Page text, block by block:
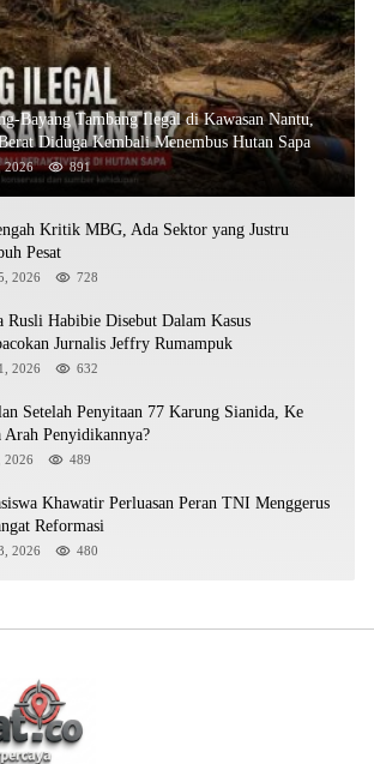
Bayang Tambang Ilegal di Kawasan Nantu,
Diduga Kembali Menembus Hutan Sapa
2026 891
Kritik MBG, Ada Sektor yang Justru
Pesat
2026 728
Rusli Habibie Disebut Dalam Kasus
Jurnalis Jeffry Rumampuk
2026 632
Setelah Penyitaan 77 Karung Sianida, Ke
Arah Penyidikannya?
2026 489
Khawatir Perluasan Peran TNI Menggerus
Reformasi
2026 480